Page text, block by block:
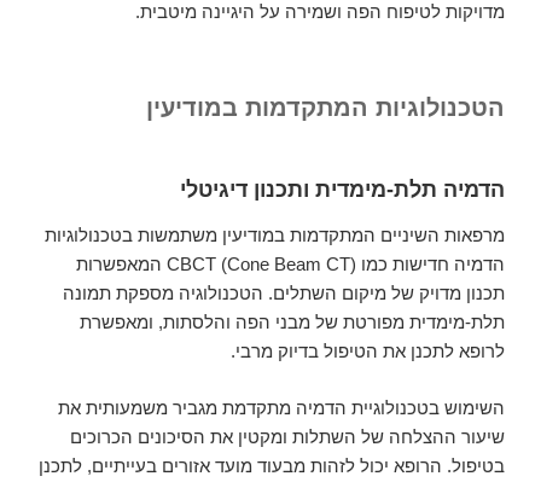
מדויקות לטיפוח הפה ושמירה על היגיינה מיטבית.
הטכנולוגיות המתקדמות במודיעין
הדמיה תלת-מימדית ותכנון דיגיטלי
מרפאות השיניים המתקדמות במודיעין משתמשות בטכנולוגיות
הדמיה חדישות כמו CBCT (Cone Beam CT) המאפשרות
תכנון מדויק של מיקום השתלים. הטכנולוגיה מספקת תמונה
תלת-מימדית מפורטת של מבני הפה והלסתות, ומאפשרת
לרופא לתכנן את הטיפול בדיוק מרבי.
השימוש בטכנולוגיית הדמיה מתקדמת מגביר משמעותית את
שיעור ההצלחה של השתלות ומקטין את הסיכונים הכרוכים
בטיפול. הרופא יכול לזהות מבעוד מועד אזורים בעייתיים, לתכנן